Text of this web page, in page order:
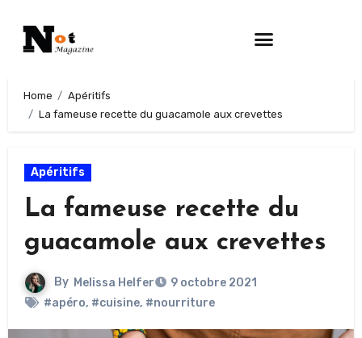
Home
Apéritifs
La fameuse recette du guacamole aux crevettes
Apéritifs
La fameuse recette du
guacamole aux crevettes
By Melissa Helfer
9 octobre 2021
#apéro, #cuisine, #nourriture